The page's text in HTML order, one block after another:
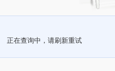
正在查询中，请刷新重试